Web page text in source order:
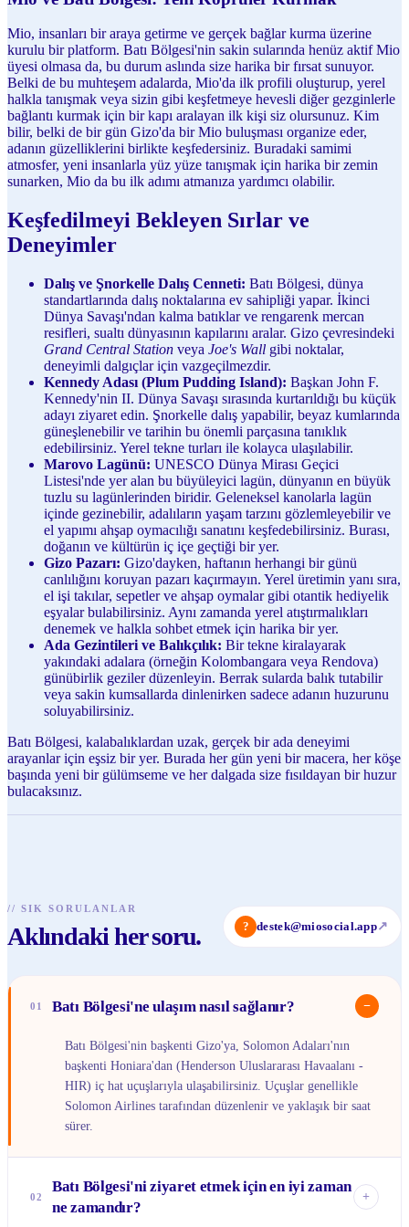
Mio, insanları bir araya getirme ve gerçek bağlar kurma üzerine
kurulu bir platform. Batı Bölgesi'nin sakin sularında henüz aktif Mio
üyesi olmasa da, bu durum aslında size harika bir fırsat sunuyor.
Belki de bu muhteşem adalarda, Mio'da ilk profili oluşturup, yerel
halkla tanışmak veya sizin gibi keşfetmeye hevesli diğer gezginlerle
bağlantı kurmak için bir kapı aralayan ilk kişi siz olursunuz. Kim
bilir, belki de bir gün Gizo'da bir Mio buluşması organize eder,
adanın güzelliklerini birlikte keşfedersiniz. Buradaki samimi
atmosfer, yeni insanlarla yüz yüze tanışmak için harika bir zemin
sunarken, Mio da bu ilk adımı atmanıza yardımcı olabilir.
Keşfedilmeyi Bekleyen Sırlar ve
Deneyimler
Dalış ve Şnorkelle Dalış Cenneti: Batı Bölgesi, dünya
standartlarında dalış noktalarına ev sahipliği yapar. İkinci
Dünya Savaşı'ndan kalma batıklar ve rengarenk mercan
resifleri, sualtı dünyasının kapılarını aralar. Gizo çevresindeki
Grand Central Station veya Joe's Wall gibi noktalar,
deneyimli dalgıçlar için vazgeçilmezdir.
Kennedy Adası (Plum Pudding Island): Başkan John F.
Kennedy'nin II. Dünya Savaşı sırasında kurtarıldığı bu küçük
adayı ziyaret edin. Şnorkelle dalış yapabilir, beyaz kumlarında
güneşlenebilir ve tarihin bu önemli parçasına tanıklık
edebilirsiniz. Yerel tekne turları ile kolayca ulaşılabilir.
Marovo Lagünü: UNESCO Dünya Mirası Geçici
Listesi'nde yer alan bu büyüleyici lagün, dünyanın en büyük
tuzlu su lagünlerinden biridir. Geleneksel kanolarla lagün
içinde gezinebilir, adalıların yaşam tarzını gözlemleyebilir ve
el yapımı ahşap oymacılığı sanatını keşfedebilirsiniz. Burası,
doğanın ve kültürün iç içe geçtiği bir yer.
Gizo Pazarı: Gizo'dayken, haftanın herhangi bir günü
canlılığını koruyan pazarı kaçırmayın. Yerel üretimin yanı sıra,
el işi takılar, sepetler ve ahşap oymalar gibi otantik hediyelik
eşyalar bulabilirsiniz. Aynı zamanda yerel atıştırmalıkları
denemek ve halkla sohbet etmek için harika bir yer.
Ada Gezintileri ve Balıkçılık: Bir tekne kiralayarak
yakındaki adalara (örneğin Kolombangara veya Rendova)
günübirlik geziler düzenleyin. Berrak sularda balık tutabilir
veya sakin kumsallarda dinlenirken sadece adanın huzurunu
soluyabilirsiniz.
Batı Bölgesi, kalabalıklardan uzak, gerçek bir ada deneyimi
arayanlar için eşsiz bir yer. Burada her gün yeni bir macera, her köşe
başında yeni bir gülümseme ve her dalgada size fısıldayan bir huzur
bulacaksınız.
// SIK SORULANLAR
Aklındaki her soru. ? destek@miosocial.app↗
01 Batı Bölgesi'ne ulaşım nasıl sağlanır? −
Batı Bölgesi'nin başkenti Gizo'ya, Solomon Adaları'nın
başkenti Honiara'dan (Henderson Uluslararası Havaalanı -
HIR) iç hat uçuşlarıyla ulaşabilirsiniz. Uçuşlar genellikle
Solomon Airlines tarafından düzenlenir ve yaklaşık bir saat
sürer.
02
Batı Bölgesi'ni ziyaret etmek için en iyi zaman
ne zamandır?
+